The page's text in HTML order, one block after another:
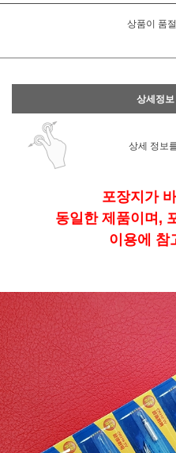
상품이 품
상세정
상세 정보
포장지가
동일한 제품이며,
이용에 참